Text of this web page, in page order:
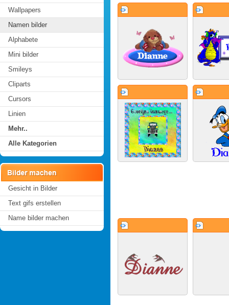
Wallpapers
Namen bilder
Alphabete
Mini bilder
Smileys
Cliparts
Cursors
Linien
Mehr..
Alle Kategorien
Gesicht in Bilder
Text gifs erstellen
Name bilder machen